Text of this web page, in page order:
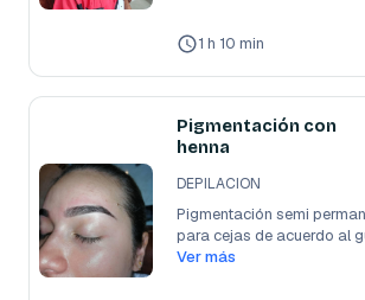
1 h 10 min
Pigmentación con
henna
DEPILACION
Pigmentación semi
para cejas de acuerdo al
Ver más